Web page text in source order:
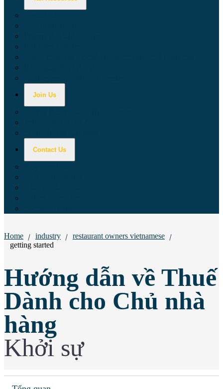
Join Us
Contact Us
Breadcrumbs:
Home industry
restaurant owners vietnamese
getting started
Hướng dẫn về Thuế
Dành cho Chủ nhà
hàng
Khởi sự